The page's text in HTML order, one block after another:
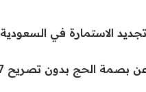
الاستمارة في السعودية 2025